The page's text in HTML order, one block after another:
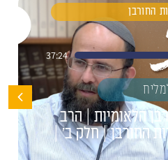
החורבן
37:24
הלאומיות | הרב
החורבן | חלק ב' |